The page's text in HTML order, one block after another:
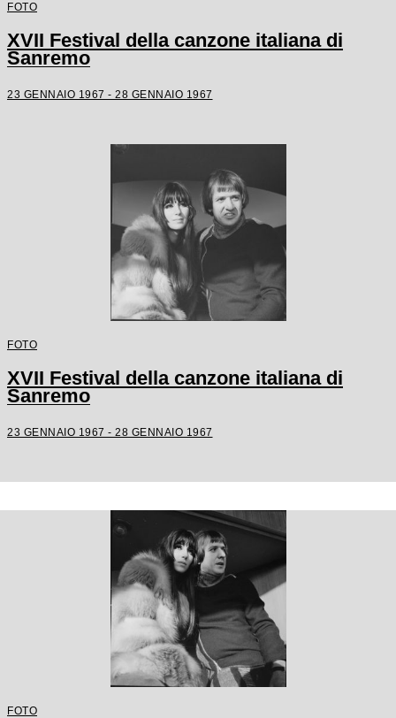
FOTO
XVII Festival della canzone italiana di
Sanremo
23 GENNAIO 1967 - 28 GENNAIO 1967
FOTO
XVII Festival della canzone italiana di
Sanremo
23 GENNAIO 1967 - 28 GENNAIO 1967
FOTO